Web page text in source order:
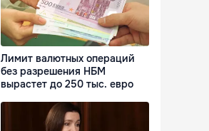
Лимит валютных операций
без разрешения НБМ
вырастет до 250 тыс. евро